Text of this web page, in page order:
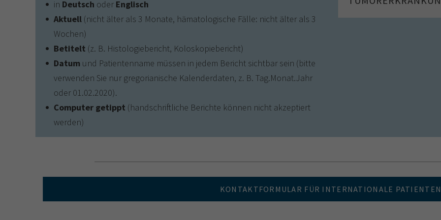
in Deutsch oder Englisch
Aktuell (nicht älter als 3 Monate, hämatologische Fälle: nicht älter als 3
Wochen)
Betitelt (z. B. Histologiebericht, Koloskopiebericht)
Datum und Patientenname müssen in jedem Bericht sichtbar sein (bitte
verwenden Sie nur gregorianische Kalenderdaten, z. B. Tag.Monat.Jahr
oder 01.02.2020).
Computer getippt (handschriftliche Berichte können nicht akzeptiert
werden)
KONTAKTFORMULAR FÜR INTERNATIONALE PATIENTEN